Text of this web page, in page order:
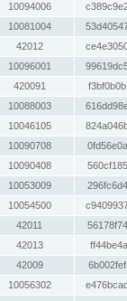
10094006
10081004
42012
10096001
420091
10088003
10046105
10090708
10090408
10053009
10054500
42011
42013
42009
10056302